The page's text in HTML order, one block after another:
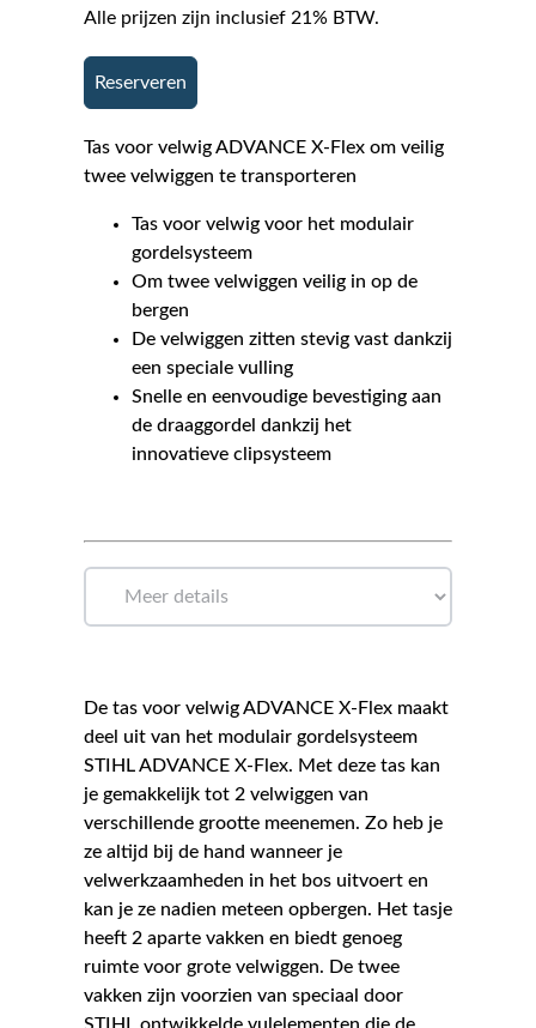
Alle prijzen zijn inclusief 21% BTW.
Reserveren
Tas voor velwig ADVANCE X-Flex om veilig
twee velwiggen te transporteren
Tas voor velwig voor het modulair
gordelsysteem
Om twee velwiggen veilig in op de
bergen
De velwiggen zitten stevig vast dankzij
een speciale vulling
Snelle en eenvoudige bevestiging aan
de draaggordel dankzij het
innovatieve clipsysteem
De tas voor velwig ADVANCE X-Flex maakt
deel uit van het modulair gordelsysteem
STIHL ADVANCE X-Flex. Met deze tas kan
je gemakkelijk tot 2 velwiggen van
verschillende grootte meenemen. Zo heb je
ze altijd bij de hand wanneer je
velwerkzaamheden in het bos uitvoert en
kan je ze nadien meteen opbergen. Het tasje
heeft 2 aparte vakken en biedt genoeg
ruimte voor grote velwiggen. De twee
vakken zijn voorzien van speciaal door